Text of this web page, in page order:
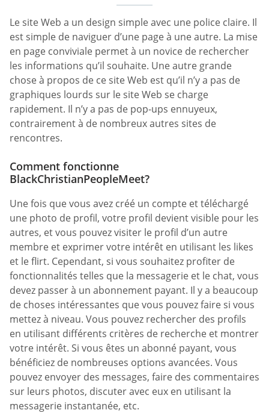
Le site Web a un design simple avec une police claire. Il
est simple de naviguer d’une page à une autre. La mise
en page conviviale permet à un novice de rechercher
les informations qu’il souhaite. Une autre grande
chose à propos de ce site Web est qu’il n’y a pas de
graphiques lourds sur le site Web se charge
rapidement. Il n’y a pas de pop-ups ennuyeux,
contrairement à de nombreux autres sites de
rencontres.
Comment fonctionne
BlackChristianPeopleMeet?
Une fois que vous avez créé un compte et téléchargé
une photo de profil, votre profil devient visible pour les
autres, et vous pouvez visiter le profil d’un autre
membre et exprimer votre intérêt en utilisant les likes
et le flirt. Cependant, si vous souhaitez profiter de
fonctionnalités telles que la messagerie et le chat, vous
devez passer à un abonnement payant. Il y a beaucoup
de choses intéressantes que vous pouvez faire si vous
mettez à niveau. Vous pouvez rechercher des profils
en utilisant différents critères de recherche et montrer
votre intérêt. Si vous êtes un abonné payant, vous
bénéficiez de nombreuses options avancées. Vous
pouvez envoyer des messages, faire des commentaires
sur leurs photos, discuter avec eux en utilisant la
messagerie instantanée, etc.